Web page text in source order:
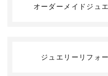
オーダーメイドジュ
ジュエリーリフォ